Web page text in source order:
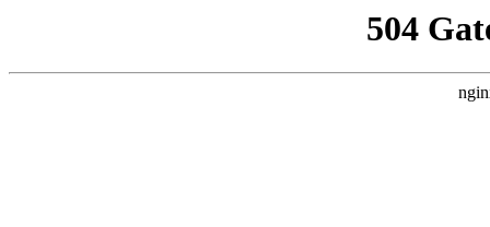
504